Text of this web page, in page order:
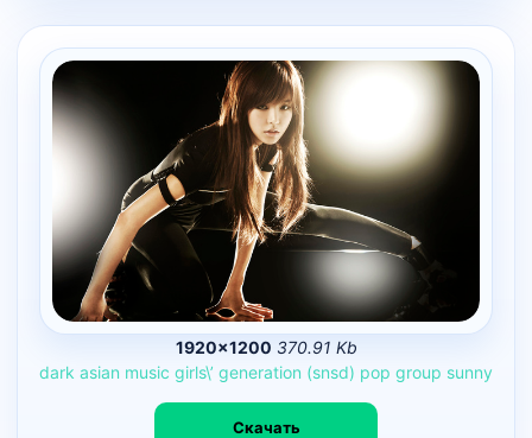
1920×1200 370.91 Kb
dark asian music girls\’ generation (snsd) pop group sunny
Скачать